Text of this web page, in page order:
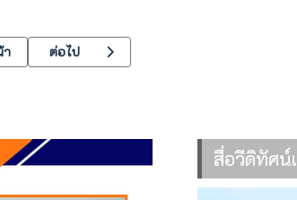
อาชีวะอาสา พี่ช่วยน้อง วิทยาลัยเทคนิคอุตสาหกรรมยา
า เนื้อหาถัดไป: เข้าพบท่านนายกองค์การบริหารส่ว
ต่อไป
สื่อวีดิทัศน์